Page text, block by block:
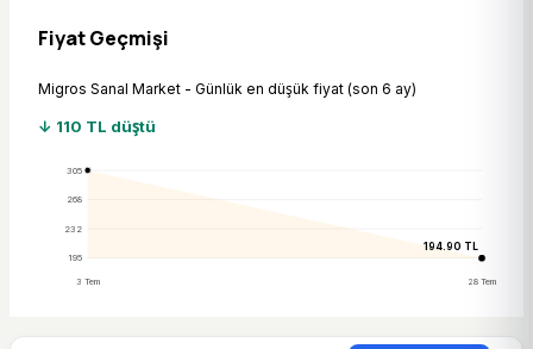
Fiyat Geçmişi
Migros Sanal Market - Günlük en düşük fiyat (son 6 ay)
↓ 110 TL düştü
195
232
268
305
194.90 TL
3 Tem 28 Tem